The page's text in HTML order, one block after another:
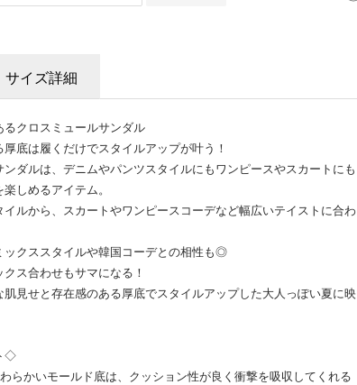
サイズ詳細
るクロスミュールサンダル
厚底は履くだけでスタイルアップが叶う！
ンダルは、デニムやパンツスタイルにもワンピースやスカートにも
しめるアイテム。
イルから、スカートやワンピースコーデなど幅広いテイストに合わ
ックススタイルや韓国コーデとの相性も◎
ス合わせもサマになる！
肌見せと存在感のある厚底でスタイルアップした大人っぽい夏に映
◇
らかいモールド底は、クッション性が良く衝撃を吸収してくれる